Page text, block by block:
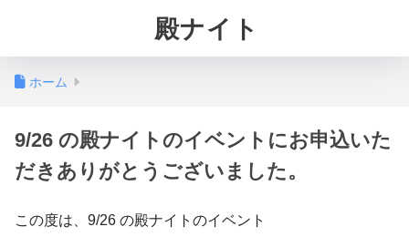
殿ナイト
ホーム
9/26 の殿ナイトのイベントにお申込いた
だきありがとうございました。
この度は、9/26 の殿ナイトのイベント